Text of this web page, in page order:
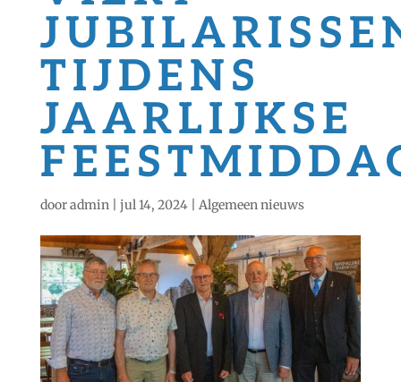
TIJDENS
JAARLIJKSE
dooradmin| jul 14, 2024| Algemeen nieuws